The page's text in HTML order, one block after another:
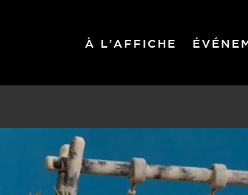
À L’AFFICHE